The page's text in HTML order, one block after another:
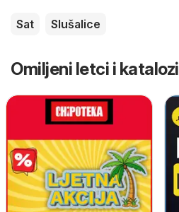
Sat Slušalice
Omiljeni letci i katalozi